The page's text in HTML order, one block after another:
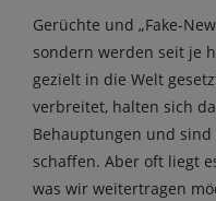
Gerüchte und „Fake-
sondern werden seit je
gezielt in die Welt
verbreitet, halten sich
Behauptungen und
schaffen. Aber oft liegt
was wir weitertragen